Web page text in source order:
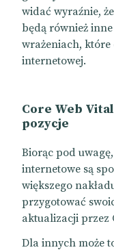
widać wyraźnie,
będą również
wrażeniach,
internetowej.
Core Web
pozycje
Biorąc pod
internetowe są
większego
przygotować
aktualizacji przez
Dla innych może